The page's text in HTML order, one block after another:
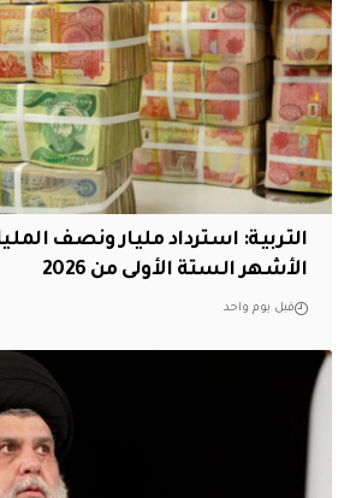
التربية: استرداد مليار ونصف
الأشهر الستة الأولى من 2026
قبل يوم واحد